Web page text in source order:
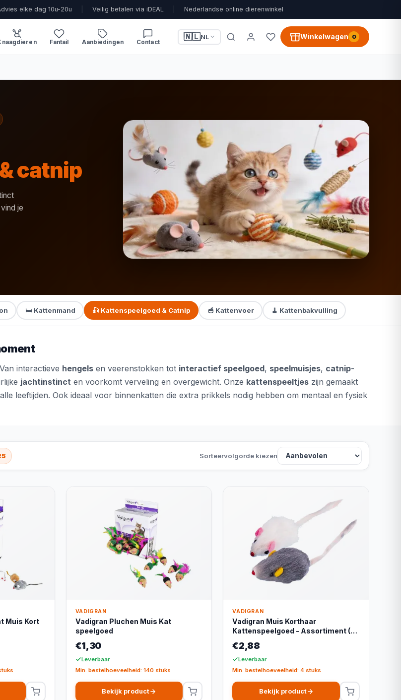
elke dag 10u-20u Veilig betalen via iDEAL Nederlandse online dierenwinkel
Fantail Aanbiedingen Contact
🇳🇱NL Winkelwagen 0
catnip
je
🛏️ Kattenmand 🎣 Kattenspeelgoed & Catnip 🥣 Kattenvoer 🧹 Kattenbakvulling
interactieve hengels en veerenstokken tot interactief speelgoed, speelmuisjes, catnip-
jachtinstinct en voorkomt verveling en overgewicht. Onze kattenspeeltjes zijn gemaakt
leeftijden. Ook ideaal voor binnenkatten die extra prikkels nodig hebben om mentaal en fysiek
Sorteervolgorde kiezen
Muis Kort
VADIGRAN
Vadigran Pluchen Muis Kat
speelgoed
€1,30
Leverbaar
Min. bestelhoeveelheid: 140 stuks
Bekijk product
VADIGRAN
Vadigran Muis Korthaar
Kattenspeelgoed - Assortiment (4
€2,88
Leverbaar
Min. bestelhoeveelheid: 4 stuks
Bekijk product